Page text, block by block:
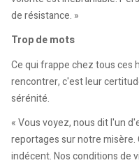
de résistance. »
Trop de mots
Ce qui frappe chez tous ces
rencontrer, c'est leur
sérénité.
« Vous voyez, nous dit l'un
reportages sur notre misère.
indécent. Nos conditions de